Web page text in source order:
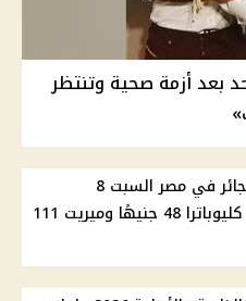
بعد أزمة صحية وتنتظر
قائمة أسعار السجائر في مصر السبت 8
أغسطس 2026.. كليوباترا 48 جنيهًا وميريت 111